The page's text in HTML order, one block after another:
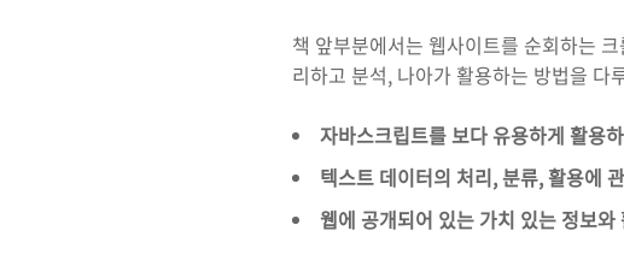
책 앞부분에서는 웹사이트를 순회하는
리하고 분석, 나아가 활용하는 방법을 다
자바스크립트를 보다 유용하게 활용
텍스트 데이터의 처리, 분류, 활용에
웹에 공개되어 있는 가치 있는 정보